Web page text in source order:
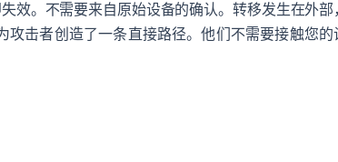
。不需要来自原始设备的确认。转移发生在外部，
击者创造了一条直接路径。他们不需要接触您的